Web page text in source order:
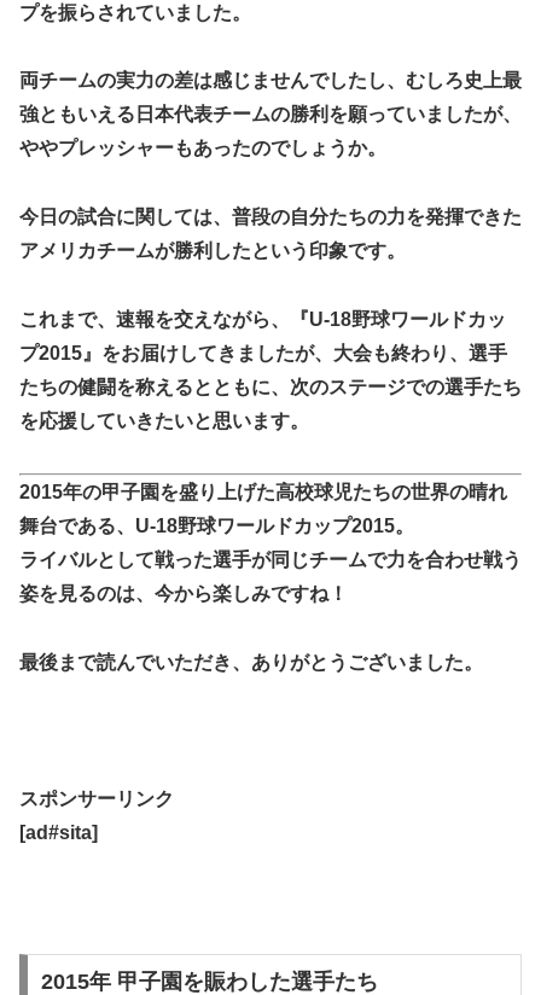
プを振らされていました。
両チームの実力の差は感じませんでしたし、むしろ史上最
強ともいえる日本代表チームの勝利を願っていましたが、
ややプレッシャーもあったのでしょうか。
今日の試合に関しては、普段の自分たちの力を発揮できた
アメリカチームが勝利したという印象です。
これまで、速報を交えながら、『U-18野球ワールドカッ
プ2015』をお届けしてきましたが、大会も終わり、選手
たちの健闘を称えるとともに、次のステージでの選手たち
を応援していきたいと思います。
2015年の甲子園を盛り上げた高校球児たちの世界の晴れ
舞台である、U-18野球ワールドカップ2015。
ライバルとして戦った選手が同じチームで力を合わせ戦う
姿を見るのは、今から楽しみですね！
最後まで読んでいただき、ありがとうございました。
スポンサーリンク
[ad#sita]
2015年 甲子園を賑わした選手たち